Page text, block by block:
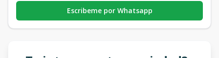
Escribeme por Whatsapp